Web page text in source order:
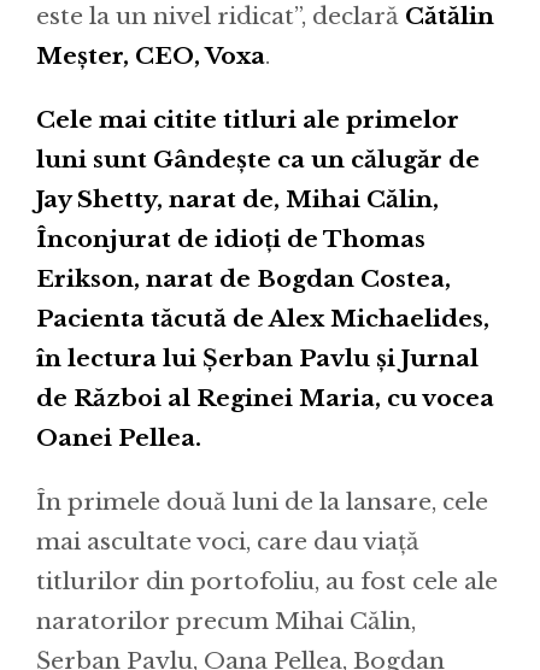
este la un nivel ridicat”, declară Cătălin
Meșter, CEO, Voxa.
Cele mai citite titluri ale primelor
luni sunt Gândește ca un călugăr de
Jay Shetty, narat de, Mihai Călin,
Înconjurat de idioți de Thomas
Erikson, narat de Bogdan Costea,
Pacienta tăcută de Alex Michaelides,
în lectura lui Șerban Pavlu și Jurnal
de Război al Reginei Maria, cu vocea
Oanei Pellea.
În primele două luni de la lansare, cele
mai ascultate voci, care dau viață
titlurilor din portofoliu, au fost cele ale
naratorilor precum Mihai Călin,
Șerban Pavlu, Oana Pellea, Bogdan